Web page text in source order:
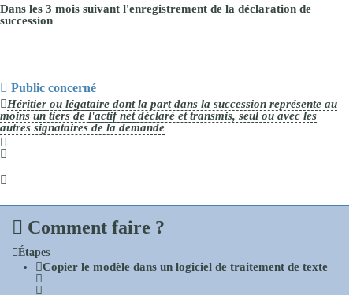
Dans les 3 mois suivant l'enregistrement de la déclaration de
succession
Public concerné
Héritier ou légataire dont la partdans la succession représente au
moins un tiers de l'actif net déclaré et transmis, seul ou avec les
autres signataires de la demande
Comment faire ?
Étapes
Copier le modèle dans un logiciel de traitement de texte